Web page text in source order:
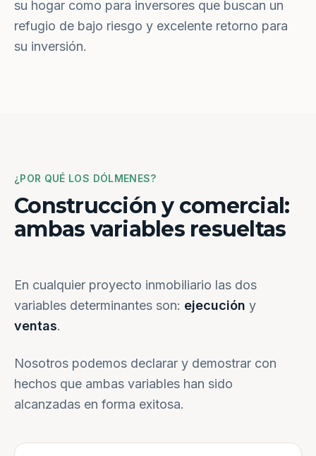
su hogar como para inversores que buscan un
refugio de bajo riesgo y excelente retorno para
su inversión.
¿POR QUÉ LOS DÓLMENES?
Construcción y comercial:
ambas variables resueltas
En cualquier proyecto inmobiliario las dos
variables determinantes son: ejecución y
ventas.
Nosotros podemos declarar y demostrar con
hechos que ambas variables han sido
alcanzadas en forma exitosa.